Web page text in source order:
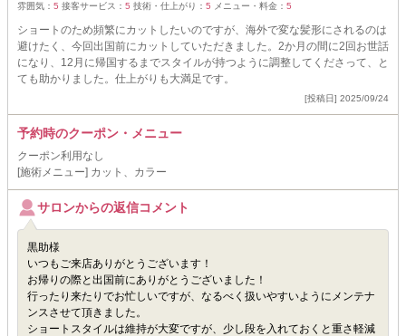
雰囲気： 5 接客サービス： 5 技術・仕上がり： 5 メニュー・料金： 5
ショートのため頻繁にカットしたいのですが、海外で変な髪形にされるのは
避けたく、今回出国前にカットしていただきました。2か月の間に2回お世話
になり、12月に帰国するまでスタイルが持つように調整してくださって、と
ても助かりました。仕上がりも大満足です。
[投稿日] 2025/09/24
予約時のクーポン・メニュー
クーポン利用なし
[施術メニュー] カット、カラー
サロンからの返信コメント
黒助様
いつもご来店ありがとうございます！
お帰りの際と出国前にありがとうございました！
行ったり来たりでお忙しいですが、なるべく扱いやすいようにメンテナ
ンスさせて頂きました。
ショートスタイルは維持が大変ですが、少し段を入れておくと重さ軽減